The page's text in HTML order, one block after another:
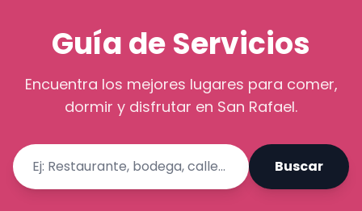
Guía de Servicios
Encuentra los mejores lugares para comer,
dormir y disfrutar en San Rafael.
Buscar